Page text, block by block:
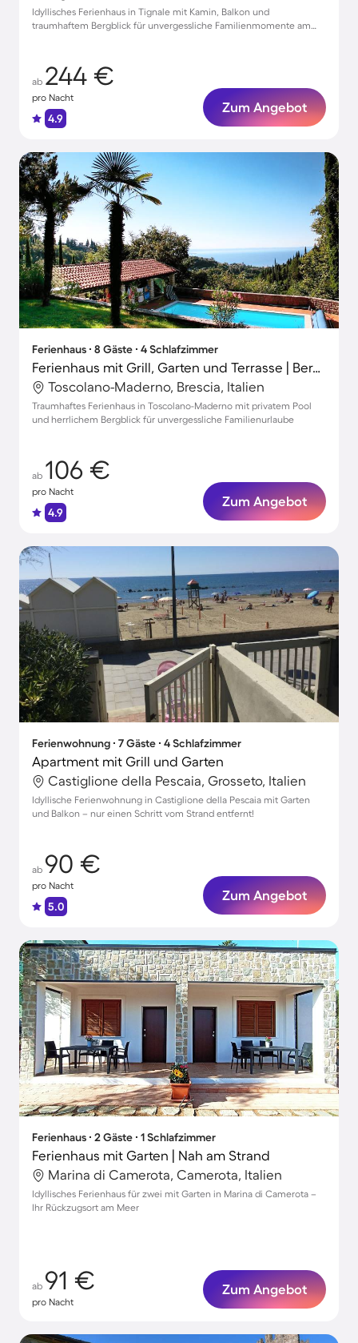
Idyllisches Ferienhaus in Tignale mit Kamin, Balkon und
traumhaftem Bergblick für unvergessliche Familienmomente am
ab 244 €
pro Nacht
4.9
Zum Angebot
Ferienhaus ∙ 8 Gäste ∙ 4 Schlafzimmer
Ferienhaus mit Grill, Garten und Terrasse | Bergblick
Toscolano-Maderno, Brescia, Italien
Traumhaftes Ferienhaus in Toscolano-Maderno mit privatem Pool
und herrlichem Bergblick für unvergessliche Familienurlaube
ab 106 €
pro Nacht
4.9
Zum Angebot
Ferienwohnung ∙ 7 Gäste ∙ 4 Schlafzimmer
Apartment mit Grill und Garten
Castiglione della Pescaia, Grosseto, Italien
Idyllische Ferienwohnung in Castiglione della Pescaia mit Garten
und Balkon – nur einen Schritt vom Strand entfernt!
ab 90 €
pro Nacht
5.0
Zum Angebot
Ferienhaus ∙ 2 Gäste ∙ 1 Schlafzimmer
Ferienhaus mit Garten | Nah am Strand
Marina di Camerota, Camerota, Italien
Idyllisches Ferienhaus für zwei mit Garten in Marina di Camerota –
Ihr Rückzugsort am Meer
ab 91 €
pro Nacht
Zum Angebot